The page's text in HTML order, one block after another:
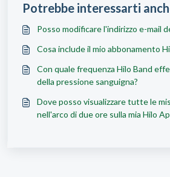
Potrebbe interessarti
Posso modificare l'indirizzo e-mail
Cosa include il mio abbonamento
Con quale frequenza Hilo Band
della pressione sanguigna?
Dove posso visualizzare tutte le
nell'arco di due ore sulla mia Hilo